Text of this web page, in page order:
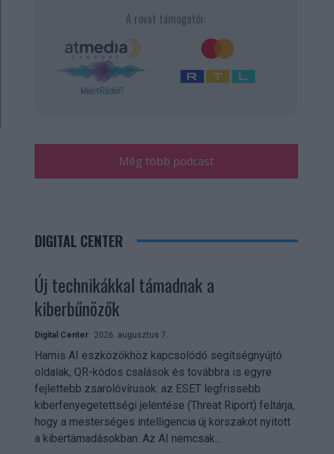
A rovat támogatói:
Még több podcast
DIGITAL CENTER
Új technikákkal támadnak a
kiberbűnözők
Digital Center 2026. augusztus 7.
Hamis AI eszközökhöz kapcsolódó segítségnyújtó
oldalak, QR-kódos csalások és továbbra is egyre
fejlettebb zsarolóvírusok: az ESET legfrissebb
kiberfenyegetettségi jelentése (Threat Riport) feltárja,
hogy a mesterséges intelligencia új korszakot nyitott
a kibertámadásokban. Az AI nemcsak...